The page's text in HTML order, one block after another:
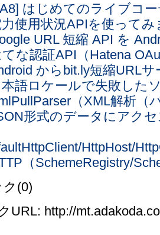
はじめてのライブコ
使用状況APIを使ってみ
URL 短縮 API を
な認証API（Hatena
からbit.ly短縮URL
本語ロケールで失敗した
（XML解析（
形式のデータにアク
HttpHost/
（SchemeRegistry/
ク(0)
URL: http://